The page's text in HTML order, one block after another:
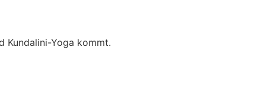
Kundalini-Yoga kommt.